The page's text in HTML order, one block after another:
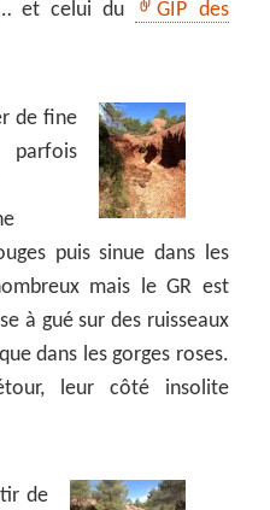
et celui du
GIP des
de fine
puis sinue dans les
mais le GR est
à gué sur des ruisseaux
dans les gorges roses.
leur côté insolite
de